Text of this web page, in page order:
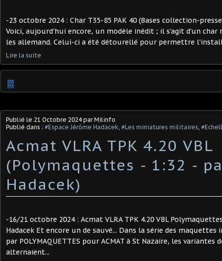
-23 octobre 2024 : Char T35-85 PAK 40 (Bases collection-
Voici, aujourd'hui encore, un modèle inédit ; il s'agit d'un char
les allemand. Celui-ci a été détourellé pour permettre
Lire la suite
…
Publié le 21 Octobre 2024par Milinfo
Publié dans : #Espace Jérôme Hadacek, #Les miniatures militaires,
Acmat VLRA TPK 4.20 VBL
(Polymaquettes - 1:32 -
Hadacek)
-16/21 octobre 2024 : Acmat VLRA TPK 4.20 VBL
Hadacek Et encore un de sauvé... Dans la série des
par POLYMAQUETTES pour ACMAT à St Nazaire, les variantes
alternaient...